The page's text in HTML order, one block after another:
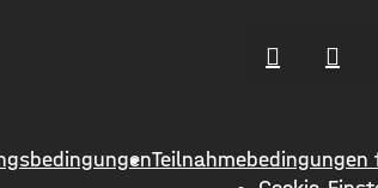
Teilnahmebedingungen